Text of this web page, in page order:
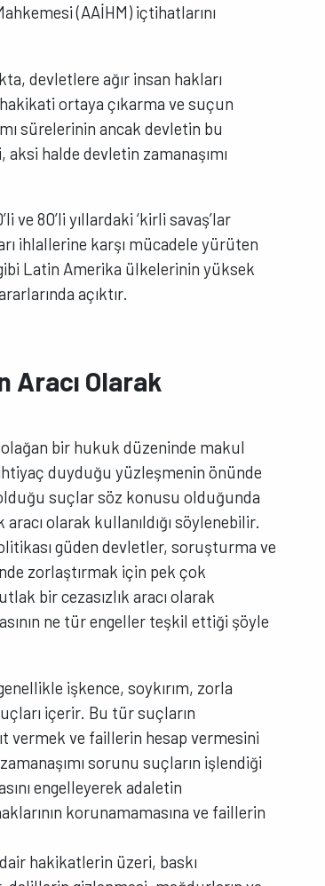
(AAİHM) içtihatlarını
devletlere ağır insan hakları
ortaya çıkarma ve suçun
sürelerinin ancak devletin bu
halde devletin zamanaşımı
ve 80’li yıllardaki ‘kirli savaş’lar
ihlallerine karşı mücadele yürüten
Latin Amerika ülkelerinin yüksek
açıktır.
Aracı Olarak
bir hukuk düzeninde makul
duyduğu yüzleşmenin önünde
suçlar söz konusu olduğunda
olarak kullanıldığı söylenebilir.
güden devletler, soruşturma ve
zorlaştırmak için pek çok
bir cezasızlık aracı olarak
ne tür engeller teşkil ettiği şöyle
işkence, soykırım, zorla
içerir. Bu tür suçların
vermek ve faillerin hesap vermesini
sorunu suçların işlendiği
engelleyerek adaletin
korunamamasına ve faillerin
hakikatlerin üzeri, baskı